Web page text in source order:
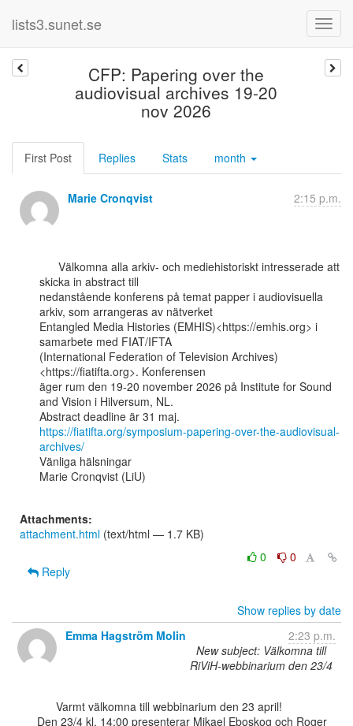
lists3.sunet.se
CFP: Papering over the
audiovisual archives 19-20
nov 2026
First Post Replies Stats month
Marie Cronqvist 2:15 p.m.
skicka in abstract till
nedanstående konferens på temat papper i audiovisuella
arkiv, som arrangeras av nätverket
Entangled Media Histories (EMHIS)<https://emhis.org> i
samarbete med FIAT/IFTA
(International Federation of Television Archives)
<https://fiatifta.org>. Konferensen
äger rum den 19-20 november 2026 på Institute for Sound
and Vision i Hilversum, NL.
https://fiatifta.org/symposium-papering-over-the-audiovisual-
archives/
Vänliga hälsningar
Marie Cronqvist (LiU)
Attachments:
attachment.html (text/html — 1.7 KB)
0
0
Reply
Show replies by date
Emma Hagström Molin
2:23 p.m.
New subject: Välkomna till
RiViH-webbinarium den 23/4
Den 23/4 kl. 14:00 presenterar Mikael Eboskog och Roger